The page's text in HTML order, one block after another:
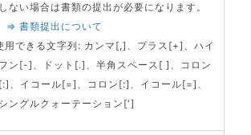
しない場合は書類の提出が必要になります。
⇒ 書類提出について
用できる文字列: カンマ[,]、プラス[+]、ハイ
フン[-]、ドット[.]、半角スペース[ ]、コロン
[:]、イコール[=]、コロン[:]、イコール[=]、
シングルクォーテーション[']